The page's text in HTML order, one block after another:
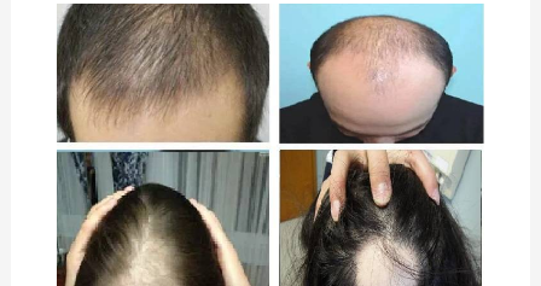
فروق
الشعر
بين
النساء
والرجال